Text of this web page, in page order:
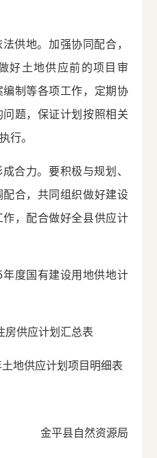
供地。加强协同配合，
好土地供应前的项目审
制等各项工作，定期协
题，保证计划按照相关
行。
合力。要积极与规划、
合，共同组织做好建设
，配合做好全县供应计
年度国有建设用地供地计
供应计划汇总表
地供应计划项目明细表
金平县自然资源局